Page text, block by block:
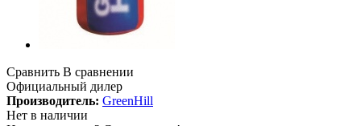
Сравнить В сравнении
Официальный дилер
Производитель: GreenHill
Нет в наличии